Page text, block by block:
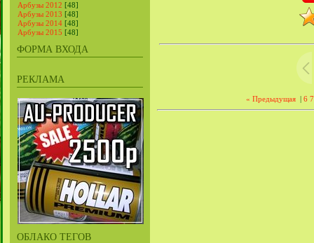
Арбузы 2012 [48]
Арбузы 2013 [48]
Арбузы 2014 [48]
Арбузы 2015 [48]
ФОРМА ВХОДА
РЕКЛАМА
ОБЛАКО ТЕГОВ
« Предыдущая| 6 7